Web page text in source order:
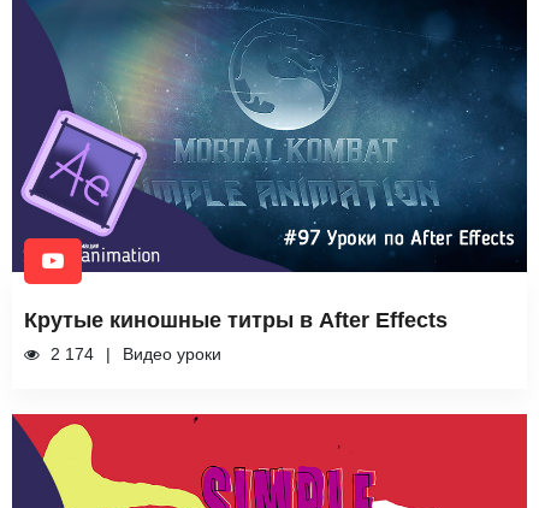
Крутые киношные титры в After Effects
2 174 Видео уроки